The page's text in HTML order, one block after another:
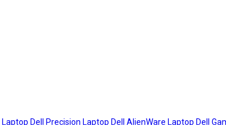
Laptop Dell Precision Laptop Dell AlienWare Laptop Dell